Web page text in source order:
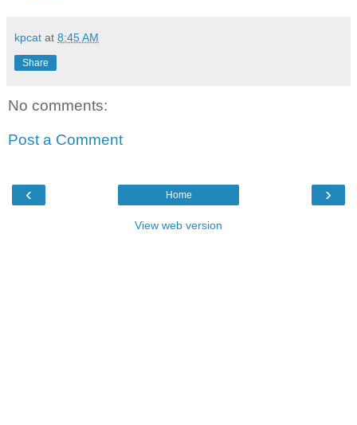
kpcat at 8:45 AM
Share
No comments:
Post a Comment
‹ ›
Home
View web version